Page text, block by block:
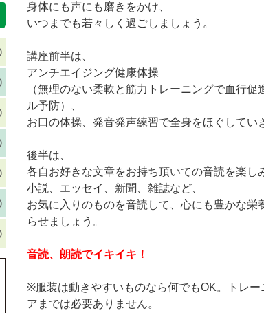
身体にも声にも磨きをかけ、
いつまでも若々しく過ごしましょう。
講座前半は、
アンチエイジング健康体操
（無理のない柔軟と筋力トレーニングで血行促
ル予防）、
お口の体操、発音発声練習で全身をほぐしてい
後半は、
各自お好きな文章をお持ち頂いての音読を楽し
小説、エッセイ、新聞、雑誌など、
お気に入りのものを音読して、心にも豊かな栄
らせましょう。
音読、朗読でイキイキ！
※服装は動きやすいものなら何でもOK。トレー
アまでは必要ありません。